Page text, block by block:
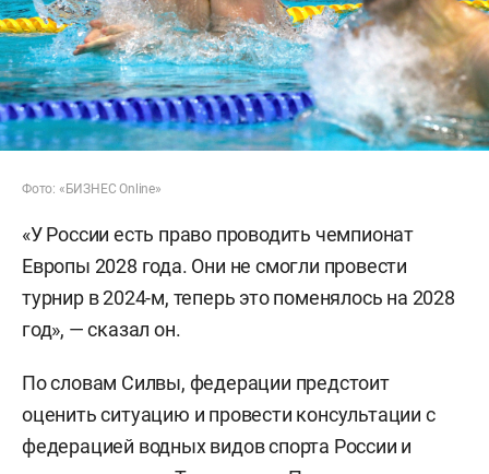
Фото: «БИЗНЕС Online»
«У России есть право проводить чемпионат
Европы 2028 года. Они не смогли провести
турнир в 2024-м, теперь это поменялось на 2028
год», — сказал он.
По словам Силвы, федерации предстоит
оценить ситуацию и провести консультации с
федерацией водных видов спорта России и